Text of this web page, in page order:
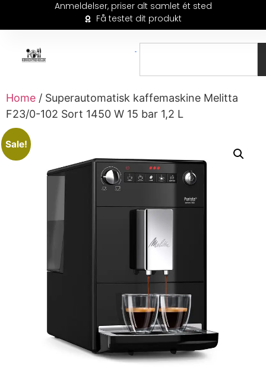
Anmeldelser, priser alt samlet ét sted
Få testet dit produkt
Home / Superautomatisk kaffemaskine Melitta
F23/0-102 Sort 1450 W 15 bar 1,2 L
Sale!